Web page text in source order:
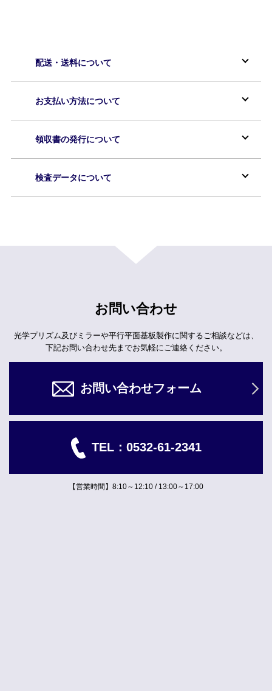
配送・送料について
お支払い方法について
領収書の発行について
検査データについて
お問い合わせ
光学プリズム及びミラーや平行平面基板製作に関するご相談などは、
下記お問い合わせ先までお気軽にご連絡ください。
お問い合わせフォーム
TEL： 0532-61-2341
【営業時間】8:10～12:10 / 13:00～17:00